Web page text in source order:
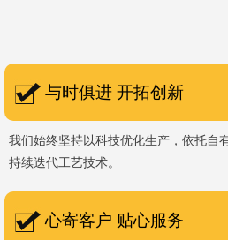
与时俱进 开拓创新
我们始终坚持以科技优化生产，依托自
持续迭代工艺技术。
心寄客户 贴心服务